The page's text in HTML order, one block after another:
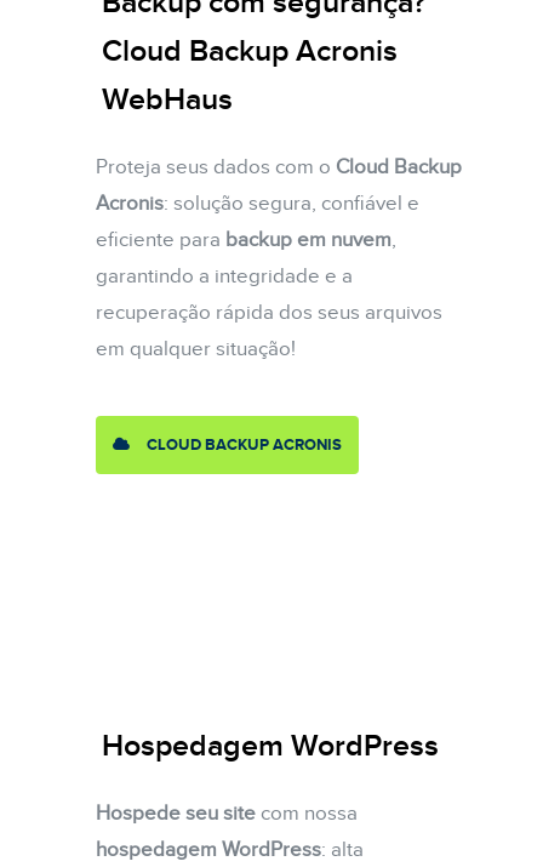
Cloud Backup Acronis
WebHaus
Proteja seus dados com o Cloud Backup
Acronis: solução segura, confiável e
eficiente para backup em nuvem,
garantindo a integridade e a
recuperação rápida dos seus arquivos
em qualquer situação!
CLOUD BACKUP ACRONIS
Hospedagem WordPress
Hospede seu site com nossa
hospedagem WordPress: alta